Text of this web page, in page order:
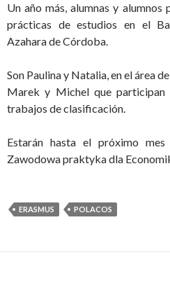
Un año más, alumnas y alumnos
prácticas de estudios en el
Azahara de Córdoba.
Son Paulina y Natalia, en el área
Marek y Michel que participan
trabajos de clasificación.
Estarán hasta el próximo
Zawodowa praktyka dla
ERASMUS POLACOS